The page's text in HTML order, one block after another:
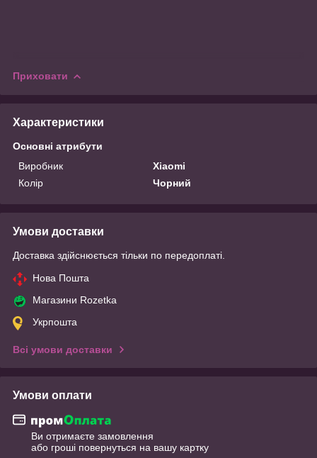
Приховати
Характеристики
Основні атрибути
Виробник
Xiaomi
Колір
Чорний
Умови доставки
Доставка здійснюється тільки по передоплаті.
Нова Пошта
Магазини Rozetka
Укрпошта
Всі умови доставки
Умови оплати
Ви отримаєте замовлення
або гроші повернуться на вашу картку